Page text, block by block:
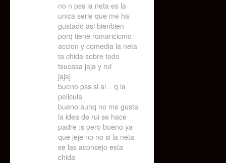
no n pss la neta es la
unica serie que me ha
gustado asi bienbien
porq tiene romaricicmo
accion y comedia la neta
ta chida sobre todo
tsucasa jaja y rui
jajaj
bueno pss si al = q la
pelicula
bueno aunq no me gusta
la idea de rui se hace
padre :s pero bueno ya
que jeje no no si la neta
se las aconsejo esta
chida